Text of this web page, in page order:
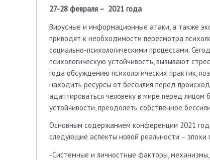
27-28 февраля – 2021 года
Вирусные и информационные атаки, а также
приводят к необходимости пересмотра
социально-психологическими процессами.
психологическую устойчивость, вызывают
года обсуждению психологических практик,
находить ресурсы от бессилия перед
адаптироваться человеку в мире перед
устойчивости, преодолеть собственное
Основным содержанием конференции 2021
следующие аспекты новой реальности – эпохи
-Системные и личностные факторы,